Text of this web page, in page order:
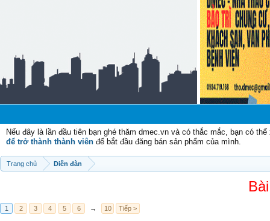
Nếu đây là lần đầu tiên bạn ghé thăm dmec.vn và có thắc mắc, bạn có
để trở thành thành viên để bắt đầu đăng bán sản phẩm của mình.
Trang chủ Diễn đàn
1 2 3 4 5 6 → 10 Tiếp >